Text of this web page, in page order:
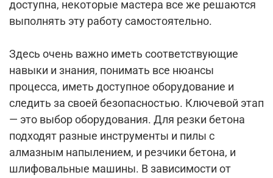
доступна, некоторые мастера все же решаются
выполнять эту работу самостоятельно.
Здесь очень важно иметь соответствующие
навыки и знания, понимать все нюансы
процесса, иметь доступное оборудование и
следить за своей безопасностью. Ключевой этап
— это выбор оборудования. Для резки бетона
подходят разные инструменты и пилы с
алмазным напылением, и резчики бетона, и
шлифовальные машины. В зависимости от